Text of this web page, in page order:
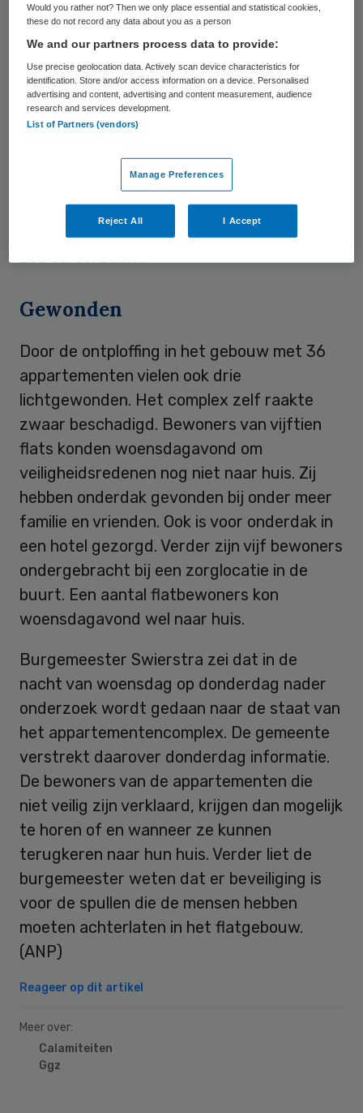
van de flat waar de gasexplosie plaatshad.
Omwonenden speculeerden dat het
slachtoffer de ontploffing opzettelijk heeft
veroorzaakt, maar de politie en
burgemeester Sipke Swierstra wilden niet
vooruitlopen op de uitkomst van het
politieonderzoek naar de ontploffing. Wel
meldde woningbouwvereniging Acantus dat
ze met de bewoner in gesprek was over
andere woonruimte, omdat de man overlast
zou veroorzaken.
Gewonden
Door de ontploffing in het gebouw met 36
appartementen vielen ook drie
lichtgewonden. Het complex zelf raakte
zwaar beschadigd. Bewoners van vijftien
flats konden woensdagavond om
veiligheidsredenen nog niet naar huis. Zij
hebben onderdak gevonden bij onder meer
familie en vrienden. Ook is voor onderdak in
een hotel gezorgd. Verder zijn vijf bewoners
ondergebracht bij een zorglocatie in de
buurt. Een aantal flatbewoners kon
woensdagavond wel naar huis.
Burgemeester Swierstra zei dat in de
nacht van woensdag op donderdag nader
onderzoek wordt gedaan naar de staat van
het appartementencomplex. De gemeente
verstrekt daarover donderdag informatie.
De bewoners van de appartementen die
niet veilig zijn verklaard, krijgen dan mogelijk
te horen of en wanneer ze kunnen
terugkeren naar hun huis. Verder liet de
burgemeester weten dat er beveiliging is
voor de spullen die de mensen hebben
moeten achterlaten in het flatgebouw.
(ANP)
Reageer op dit artikel
Meer over:
Calamiteiten
Ggz
Would you rather not? Then we only place essential and statistical cookies,
these do not record any data about you as a person
We and our partners process data to provide:
Use precise geolocation data. Actively scan device characteristics for
identification. Store and/or access information on a device. Personalised
advertising and content, advertising and content measurement, audience
research and services development.
List of Partners (vendors)
Manage Preferences
Reject All I Accept